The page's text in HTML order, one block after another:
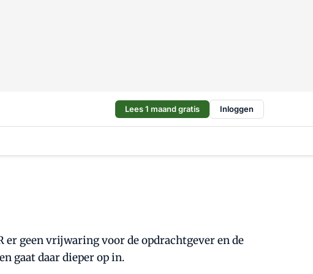
Lees 1 maand gratis Inloggen
er geen vrijwaring voor de opdrachtgever en de
gaat daar dieper op in.